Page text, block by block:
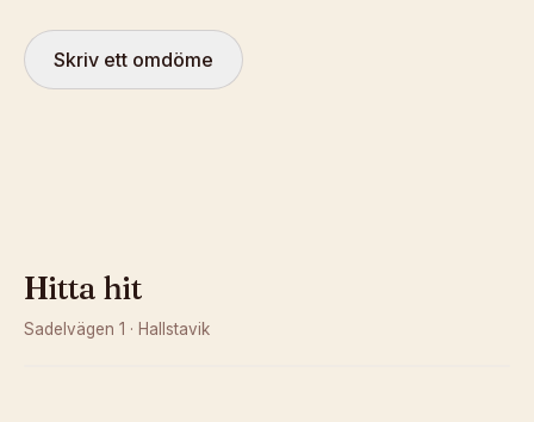
Skriv ett omdöme
Hitta hit
Sadelvägen 1 · Hallstavik